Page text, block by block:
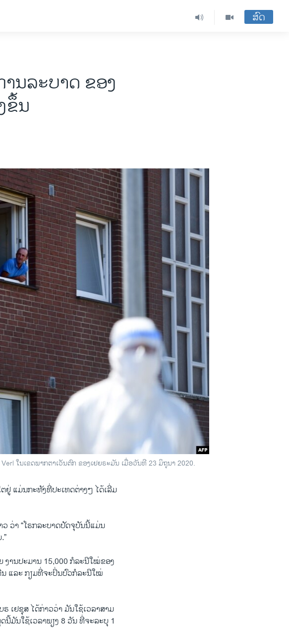
ສົດ
ນລະບາດ ຂອງ
ຂຶ້ນ
ໃນເຂດພາກຕາເວັນຕົກ ຂອງເຢຍຣະມັນ ເມື່ອວັນທີ 23 ມິຖຸນາ 2020.
ຢູ່ ແມ່ນກະທັງທີ່ປະເທດຕ່າງໆ ໄດ້ເລີ່ມ
ວ່າ “ໂຣກລະບາດປັດຈຸບັນນີ້ແມ່ນ
ງານປະມານ 15,000 ກໍລະນີໃໝ່ຂອງ
ແລະ ກຽມທີ່ຈະປິ່ນປົວກໍລະນີໃໝ່
ເຢຊຸສ ໄດ້ກ່າວວ່າ ມັນໃຊ້ເວລາສາມ
ມັນໃຊ້ເວລາພຽງ 8 ວັນ ທີ່ຈະລະບຸ 1